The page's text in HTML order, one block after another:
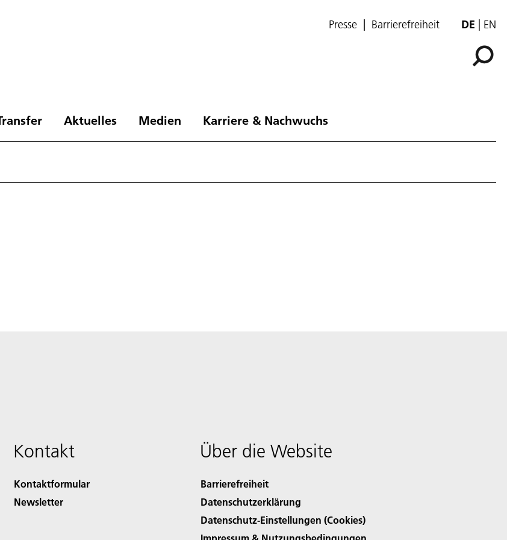
Presse Barrierefreiheit DE EN
Aktuelles Medien Karriere & Nachwuchs
Kontakt
Kontaktformular
Newsletter
Über die Website
Barrierefreiheit
Datenschutzerklärung
Datenschutz-Einstellungen (Cookies)